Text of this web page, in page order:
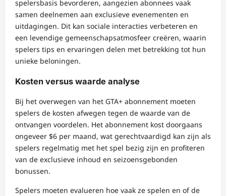
spelersbasis bevorderen, aangezien abonnees vaak
samen deelnemen aan exclusieve evenementen en
uitdagingen. Dit kan sociale interacties verbeteren en
een levendige gemeenschapsatmosfeer creëren, waarin
spelers tips en ervaringen delen met betrekking tot hun
unieke beloningen.
Kosten versus waarde analyse
Bij het overwegen van het GTA+ abonnement moeten
spelers de kosten afwegen tegen de waarde van de
ontvangen voordelen. Het abonnement kost doorgaans
ongeveer $6 per maand, wat gerechtvaardigd kan zijn als
spelers regelmatig met het spel bezig zijn en profiteren
van de exclusieve inhoud en seizoensgebonden
bonussen.
Spelers moeten evalueren hoe vaak ze spelen en of de